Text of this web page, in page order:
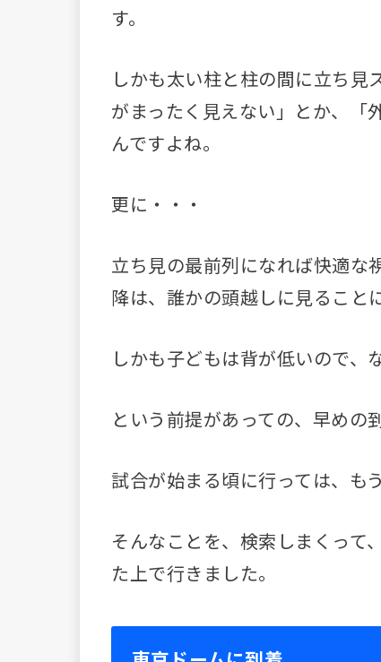
す。
しかも太い柱と柱の間に立ち見
がまったく見えない」とか、「
んですよね。
更に・・・
立ち見の最前列になれば快適な
降は、誰かの頭越しに見ることに
しかも子どもは背が低いので、
という前提があっての、早めの
試合が始まる頃に行っては、も
そんなことを、検索しまくって
た上で行きました。